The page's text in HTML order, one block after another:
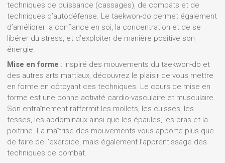
techniques de puissance (cassages), de combats et de
techniques d’autodéfense. Le taekwon-do permet également
d’améliorer la confiance en soi, la concentration et de se
libérer du stress, et d’exploiter de manière positive son
énergie.
Mise en forme : inspiré des mouvements du taekwon-do et
des autres arts martiaux, découvrez le plaisir de vous mettre
en forme en côtoyant ces techniques. Le cours de mise en
forme est une bonne activité cardio-vasculaire et musculaire.
Son entraînement raffermit les mollets, les cuisses, les
fesses, les abdominaux ainsi que les épaules, les bras et la
poitrine. La maîtrise des mouvements vous apporte plus que
de faire de l’exercice, mais également l’apprentissage des
techniques de combat.